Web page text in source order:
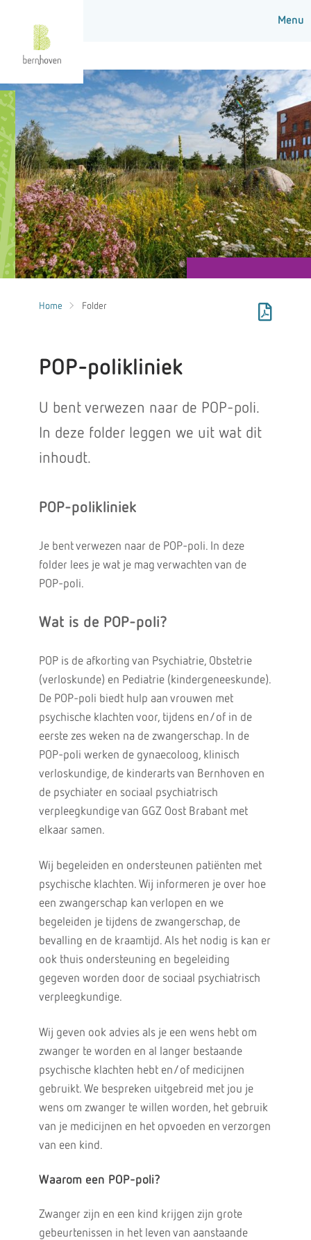
Home Folder
POP-polikliniek
U bent verwezen naar de POP-poli.
In deze folder leggen we uit wat dit
inhoudt.
POP-polikliniek
Je bent verwezen naar de POP-poli. In deze
folder lees je wat je mag verwachten van de
POP-poli.
Wat is de POP-poli?
POP is de afkorting van Psychiatrie, Obstetrie
(verloskunde) en Pediatrie (kindergeneeskunde).
De POP-poli biedt hulp aan vrouwen met
psychische klachten voor, tijdens en/of in de
eerste zes weken na de zwangerschap. In de
POP-poli werken de gynaecoloog, klinisch
verloskundige, de kinderarts van Bernhoven en
de psychiater en sociaal psychiatrisch
verpleegkundige van GGZ Oost Brabant met
elkaar samen.
Wij begeleiden en ondersteunen patiënten met
psychische klachten. Wij informeren je over hoe
een zwangerschap kan verlopen en we
begeleiden je tijdens de zwangerschap, de
bevalling en de kraamtijd. Als het nodig is kan er
ook thuis ondersteuning en begeleiding
gegeven worden door de sociaal psychiatrisch
verpleegkundige.
Wij geven ook advies als je een wens hebt om
zwanger te worden en al langer bestaande
psychische klachten hebt en/of medicijnen
gebruikt. We bespreken uitgebreid met jou je
wens om zwanger te willen worden, het gebruik
van je medicijnen en het opvoeden en verzorgen
van een kind.
Waarom een POP-poli?
Zwanger zijn en een kind krijgen zijn grote
gebeurtenissen in het leven van aanstaande